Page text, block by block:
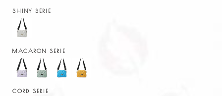
SHINY SERIE
MACARON SERIE
CORD SERIE